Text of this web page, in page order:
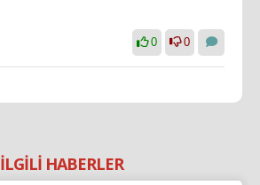
0 0
İLGİLİ HABERLER